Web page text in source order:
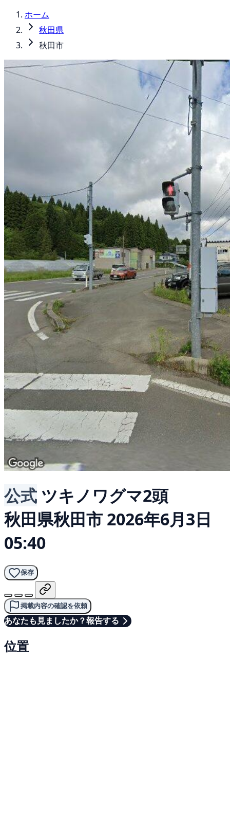
ホーム
秋田県
秋田市
公式 ツキノワグマ2頭
秋田県秋田市 2026年6月3日
05:40
保存
掲載内容の確認を依頼
あなたも見ましたか？報告する
位置